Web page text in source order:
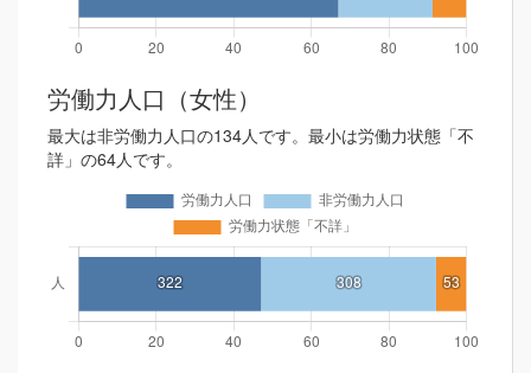
労働力人口（女性）
最大は非労働力人口の134人です。最小は労働力状態「不
詳」の64人です。